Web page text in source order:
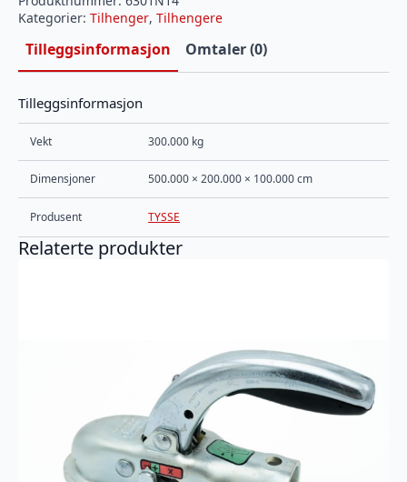
Kategorier: Tilhenger, Tilhengere
Tilleggsinformasjon Omtaler (0)
Tilleggsinformasjon
Vekt 300.000 kg
Dimensjoner 500.000 × 200.000 × 100.000 cm
Produsent TYSSE
Relaterte produkter